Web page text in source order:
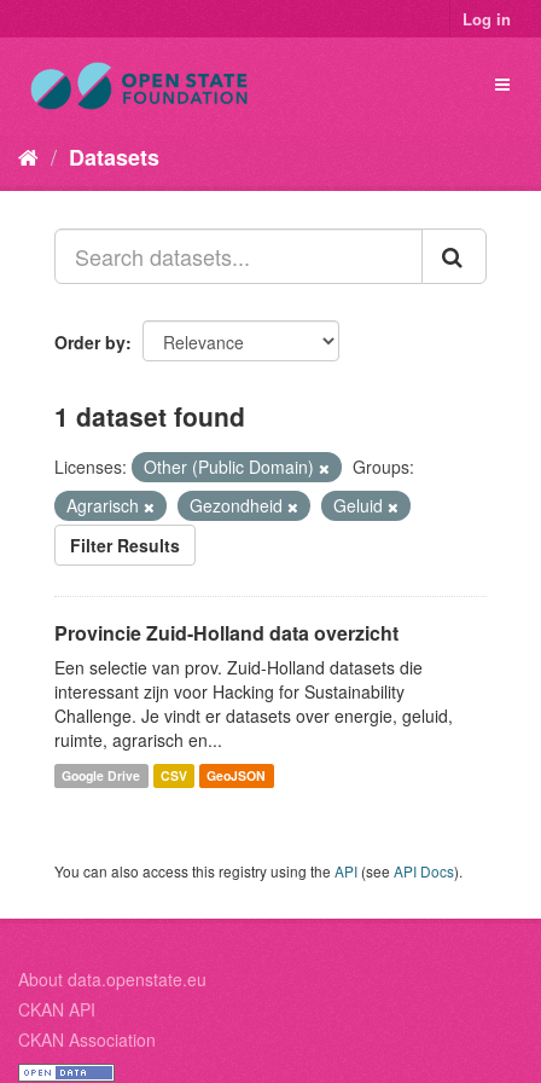
Log in
Datasets
Order by
1 dataset found
Licenses: Other (Public Domain)
Groups:
Agrarisch
Gezondheid
Geluid
Filter Results
Provincie Zuid-Holland data overzicht
Een selectie van prov. Zuid-Holland datasets die
interessant zijn voor Hacking for Sustainability
Challenge. Je vindt er datasets over energie, geluid,
ruimte, agrarisch en...
Google Drive CSV GeoJSON
You can also access this registry using the API (see API Docs).
About data.openstate.eu
CKAN API
CKAN Association